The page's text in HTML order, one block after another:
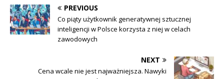
PREVIOUS
Co piąty użytkownik generatywnej sztucznej
inteligencji w Polsce korzysta z niej w celach
zawodowych
NEXT
Cena wcale nie jest najważniejsza. Nawyki